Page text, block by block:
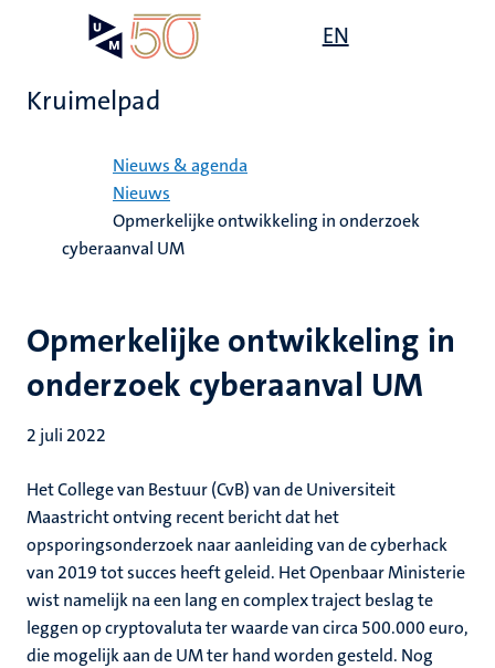
EN
Kruimelpad
Nieuws & agenda
Nieuws
Opmerkelijke ontwikkeling in onderzoek
cyberaanval UM
Opmerkelijke ontwikkeling in
onderzoek cyberaanval UM
2 juli 2022
Het College van Bestuur (CvB) van de Universiteit
Maastricht ontving recent bericht dat het
opsporingsonderzoek naar aanleiding van de cyberhack
van 2019 tot succes heeft geleid. Het Openbaar Ministerie
wist namelijk na een lang en complex traject beslag te
leggen op cryptovaluta ter waarde van circa 500.000 euro,
die mogelijk aan de UM ter hand worden gesteld. Nog